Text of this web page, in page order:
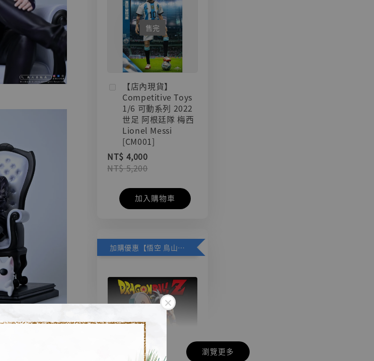
售完
【店內現貨】
Competitive Toys
1/6 可動系列 2022
世足 阿根廷隊 梅西
Lionel Messi
[CM001]
NT$ 4,000
NT$ 5,200
加入購物車
加購優惠【悟空 鳥山明紀念款 [奇蹟工作室]】
瀏覽更多